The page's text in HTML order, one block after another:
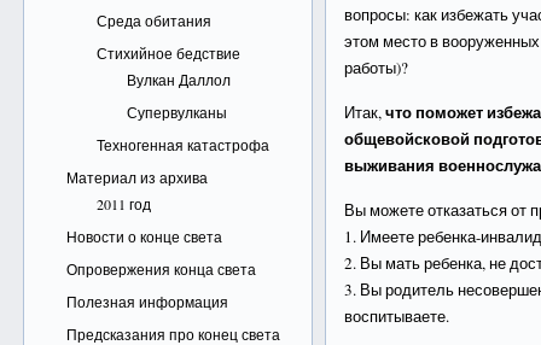
Среда обитания
Стихийное бедствие
Вулкан Даллол
Супервулканы
Техногенная катастрофа
Материал из архива
2011 год
Новости о конце света
Опровержения конца света
Полезная информация
Предсказания про конец света
вопросы: как избежать
этом место в
работы)?
Итак,что поможет
общевойсковой
выживания
Вы можете отказаться от
1. Имеете ребенка-
2. Вы мать ребенка, не
3. Вы родитель
воспитываете.